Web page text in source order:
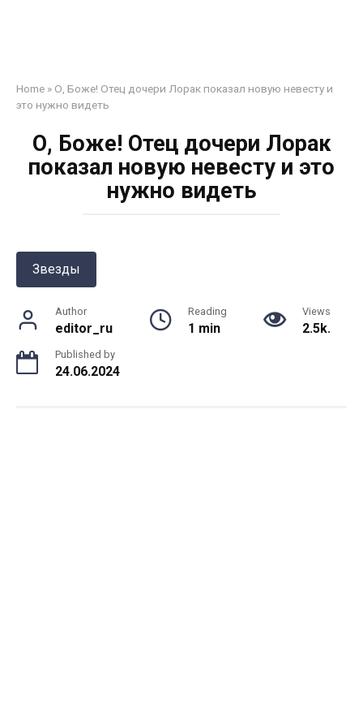
Home » О, Боже! Отец дочери Лорак показал новую невесту и
это нужно видеть
О, Боже! Отец дочери Лорак
показал новую невесту и это
нужно видеть
Звезды
Author
editor_ru
Reading
1 min
Views
2.5k.
Published by
24.06.2024